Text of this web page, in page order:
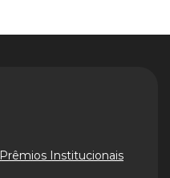
Prêmios Institucionais